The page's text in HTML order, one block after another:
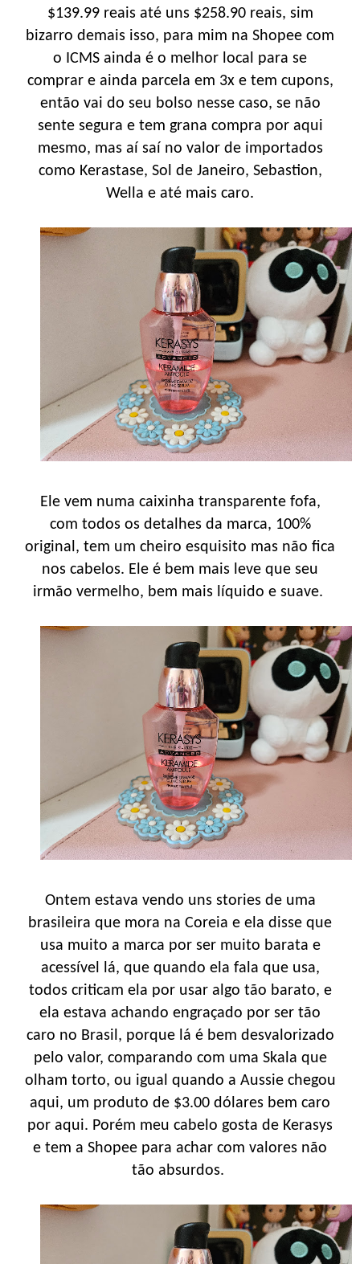
$139.99 reais até uns $258.90 reais, sim
bizarro demais isso, para mim na Shopee com
o ICMS ainda é o melhor local para se
comprar e ainda parcela em 3x e tem cupons,
então vai do seu bolso nesse caso, se não
sente segura e tem grana compra por aqui
mesmo, mas aí saí no valor de importados
como Kerastase, Sol de Janeiro, Sebastion,
Wella e até mais caro.
Ele vem numa caixinha transparente fofa,
com todos os detalhes da marca, 100%
original, tem um cheiro esquisito mas não fica
nos cabelos. Ele é bem mais leve que seu
irmão vermelho, bem mais líquido e suave.
Ontem estava vendo uns stories de uma
brasileira que mora na Coreia e ela disse que
usa muito a marca por ser muito barata e
acessível lá, que quando ela fala que usa,
todos criticam ela por usar algo tão barato, e
ela estava achando engraçado por ser tão
caro no Brasil, porque lá é bem desvalorizado
pelo valor, comparando com uma Skala que
olham torto, ou igual quando a Aussie chegou
aqui, um produto de $3.00 dólares bem caro
por aqui. Porém meu cabelo gosta de Kerasys
e tem a Shopee para achar com valores não
tão absurdos.